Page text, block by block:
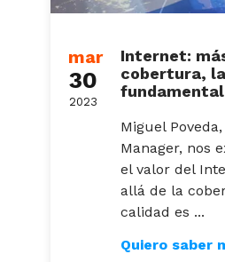
mar
30
2023
Internet:
cobertura,
fundamental
Miguel
Manager, nos
el valor del
allá de la
calidad es ...
Quiero saber